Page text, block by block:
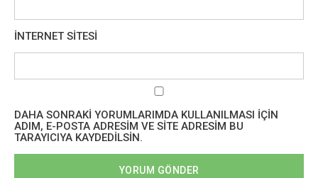
İNTERNET SITESI
DAHA SONRAKI YORUMLARIMDA KULLANILMASI IÇIN
ADIM, E-POSTA ADRESIM VE SITE ADRESIM BU
TARAYICIYA KAYDEDILSIN.